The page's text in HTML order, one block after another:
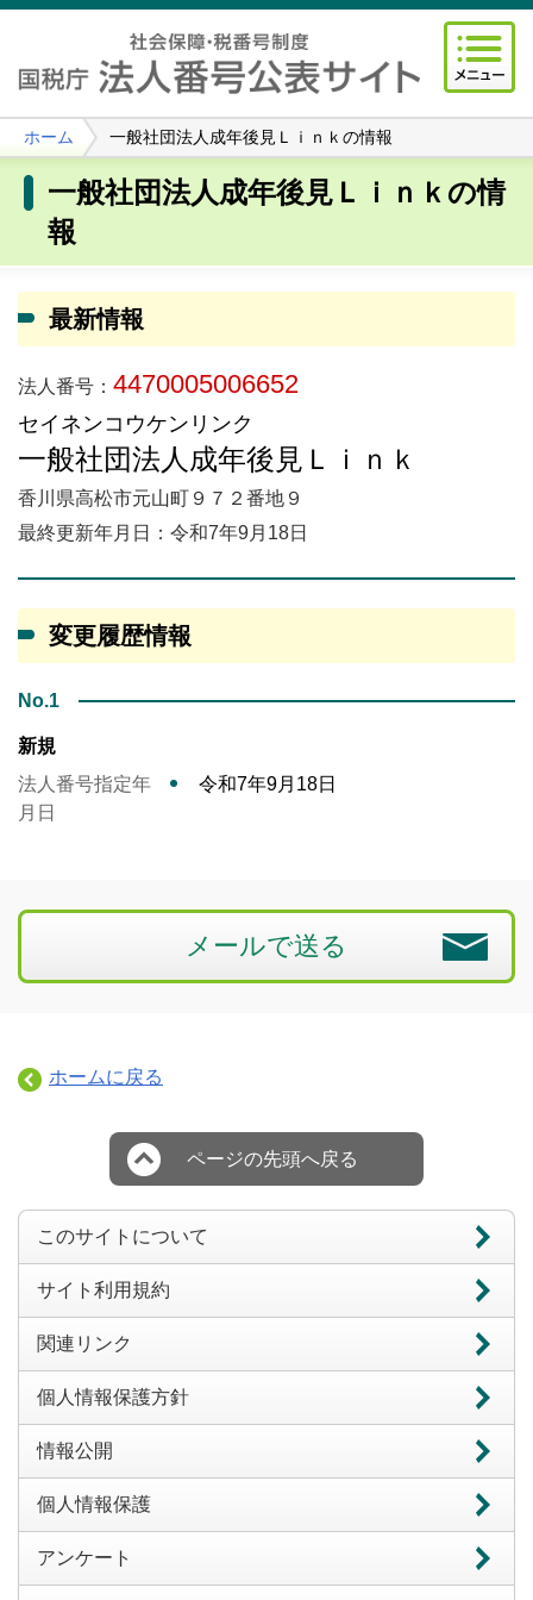
ホーム 一般社団法人成年後見Ｌｉｎｋの情報
一般社団法人成年後見Ｌｉｎｋの情
報
最新情報
法人番号： 4470005006652
セイネンコウケンリンク
一般社団法人成年後見Ｌｉｎｋ
香川県高松市元山町９７２番地９
最終更新年月日：令和7年9月18日
変更履歴情報
No.1
新規
法人番号指定年
月日
令和7年9月18日
メールで送る
ホームに戻る
ページの先頭へ戻る
このサイトについて
サイト利用規約
関連リンク
個人情報保護方針
情報公開
個人情報保護
アンケート